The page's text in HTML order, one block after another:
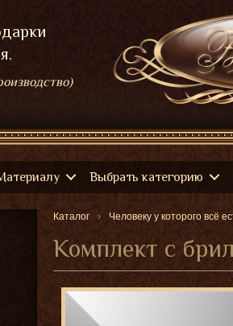
Выбрать категорию
Каталог Человеку у которого всё
Комплект с